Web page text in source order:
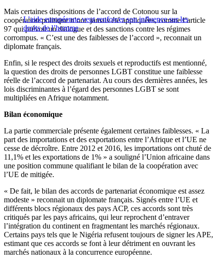
L’aide européenne veut renforcer son influence sur les
droits de l’homme
Mais certaines dispositions de l’accord de Cotonou sur la
coopération politique n’ont jamais été appliquées, comme l’article
97 qui prévoit un dialogue et des sanctions contre les régimes
corrompus. « C’est une des faiblesses de l’accord », reconnait un
diplomate français.
Enfin, si le respect des droits sexuels et reproductifs est mentionné,
la question des droits de personnes LGBT constitue une faiblesse
réelle de l’accord de partenariat. Au cours des dernières années, les
lois discriminantes à l’égard des personnes LGBT se sont
multipliées en Afrique notamment.
Bilan économique
La partie commerciale présente également certaines faiblesses. « La
part des importations et des exportations entre l’Afrique et l’UE ne
cesse de décroître. Entre 2012 et 2016, les importations ont chuté de
11,1% et les exportations de 1% » a souligné l’Union africaine dans
une position commune qualifiant le bilan de la coopération avec
l’UE de mitigée.
« De fait, le bilan des accords de partenariat économique est assez
modeste » reconnait un diplomate français. Signés entre l’UE et
différents blocs régionaux des pays ACP, ces accords sont très
critiqués par les pays africains, qui leur reprochent d’entraver
l’intégration du continent en fragmentant les marchés régionaux.
Certains pays tels que le Nigéria refusent toujours de signer les APE,
estimant que ces accords se font à leur détriment en ouvrant les
marchés nationaux à la concurrence européenne.